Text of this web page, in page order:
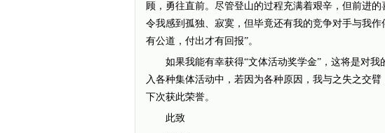
顾，勇往直前。尽管登山的过程充满着艰辛，但前进
令我感到孤独、寂寞，但毕竟还有我的竞争对手与我
有公道，付出才有回报”。
如果我能有幸获得“文体活动奖学金”，这将是对我
入各种集体活动中，若因为各种原因，我与之失之交
下次获此荣誉。
此致